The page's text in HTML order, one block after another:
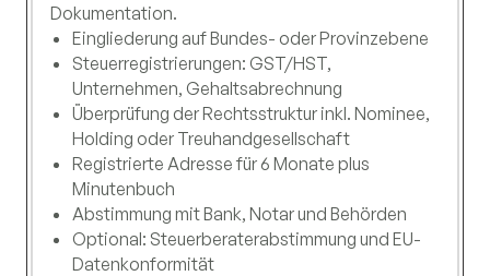
Dokumentation.
Eingliederung auf Bundes- oder Provinzebene
Steuerregistrierungen: GST/HST,
Unternehmen, Gehaltsabrechnung
Überprüfung der Rechtsstruktur inkl. Nominee,
Holding oder Treuhandgesellschaft
Registrierte Adresse für 6 Monate plus
Minutenbuch
Abstimmung mit Bank, Notar und Behörden
Optional: Steuerberaterabstimmung und EU-
Datenkonformität